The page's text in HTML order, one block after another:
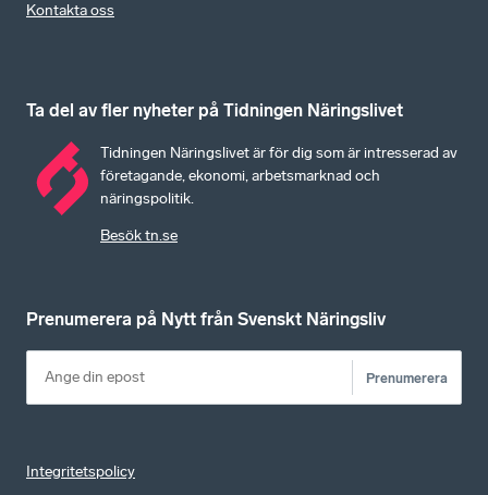
Kontakta oss
Ta del av fler nyheter på Tidningen Näringslivet
Tidningen Näringslivet är för dig som är intresserad av
företagande, ekonomi, arbetsmarknad och
näringspolitik.
Besök tn.se
Prenumerera på Nytt från Svenskt Näringsliv
Prenumerera
Integritetspolicy